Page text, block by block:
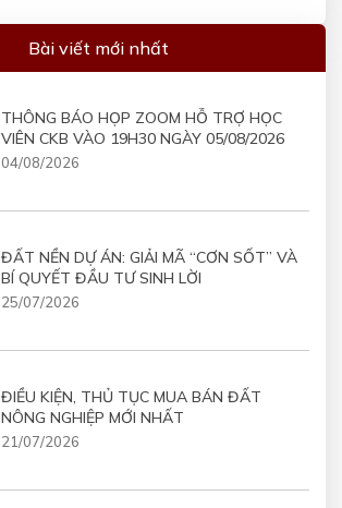
Bài viết mới nhất
THÔNG BÁO HỌP ZOOM HỖ TRỢ HỌC
VIÊN CKB VÀO 19H30 NGÀY 05/08/2026
04/08/2026
ĐẤT NỀN DỰ ÁN: GIẢI MÃ “CƠN SỐT” VÀ
BÍ QUYẾT ĐẦU TƯ SINH LỜI
25/07/2026
ĐIỀU KIỆN, THỦ TỤC MUA BÁN ĐẤT
NÔNG NGHIỆP MỚI NHẤT
21/07/2026